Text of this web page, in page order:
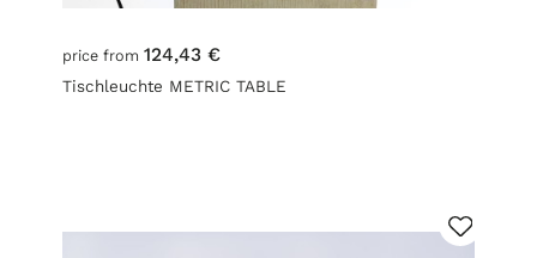
price from 124,43 €
Tischleuchte METRIC TABLE